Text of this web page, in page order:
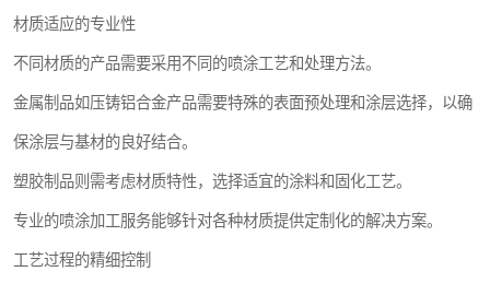
材质适应的专业性
不同材质的产品需要采用不同的喷涂工艺和处理方法。
金属制品如压铸铝合金产品需要特殊的表面预处理和涂层选择，以确
保涂层与基材的良好结合。
塑胶制品则需考虑材质特性，选择适宜的涂料和固化工艺。
专业的喷涂加工服务能够针对各种材质提供定制化的解决方案。
工艺过程的精细控制